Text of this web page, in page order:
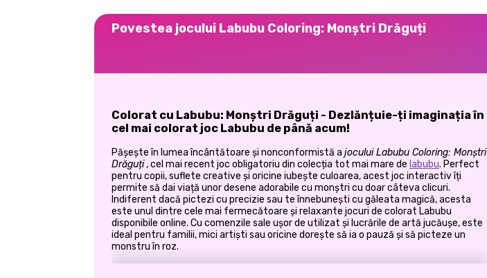
Povestea jocului Labubu Coloring: Monștri Drăguți
Colorat cu Labubu: Monștri Drăguți - Dezlănțuie-ți imaginația în
cel mai colorat joc Labubu de până acum!
Pășește în lumea încântătoare și nonconformistă a jocului Labubu Coloring: Monștri
Drăguți, cel mai recent joc obligatoriu din colecția tot mai mare de labubu. Perfect
pentru copii, suflete creative și oricine iubește culoarea, acest joc interactiv îți
permite să dai viață unor desene adorabile cu monștri cu doar câteva clicuri.
Indiferent dacă pictezi cu precizie sau te înnebunești cu găleata magică, acesta
este unul dintre cele mai fermecătoare și relaxante jocuri de colorat Labubu
disponibile online. Cu comenzile sale ușor de utilizat și lucrările de artă jucăușe, este
ideal pentru familii, mici artiști sau oricine dorește să ia o pauză și să picteze un
monstru în roz.